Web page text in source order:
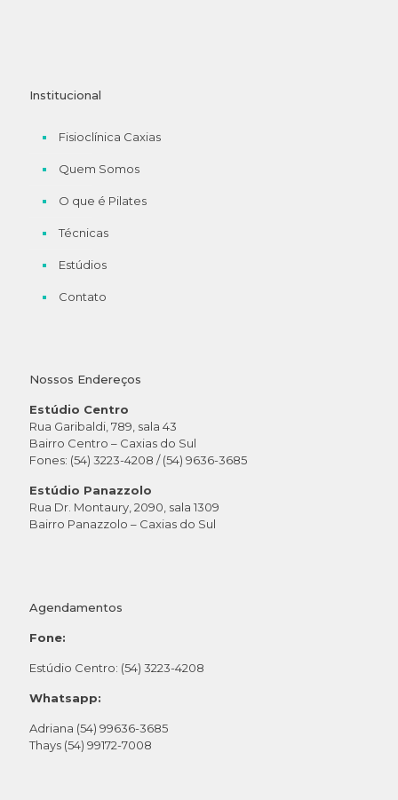
Institucional
Fisioclínica Caxias
Quem Somos
O que é Pilates
Técnicas
Estúdios
Contato
Nossos Endereços
Estúdio Centro
Rua Garibaldi, 789, sala 43
Bairro Centro – Caxias do Sul
Fones: (54) 3223-4208 / (54) 9636-3685
Estúdio Panazzolo
Rua Dr. Montaury, 2090, sala 1309
Bairro Panazzolo – Caxias do Sul
Agendamentos
Fone:
Estúdio Centro: (54) 3223-4208
Whatsapp:
Adriana (54) 99636-3685
Thays (54) 99172-7008